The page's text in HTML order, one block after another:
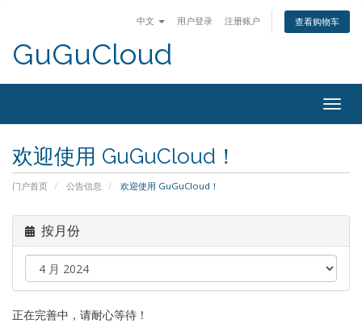
中文 用户登录 注册账户 查看购物车
GuGuCloud
欢迎使用 GuGuCloud！
门户首页 公告信息 欢迎使用 GuGuCloud！
按月份
正在完善中，请耐心等待！